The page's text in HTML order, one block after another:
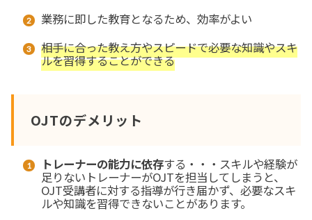
業務に即した教育となるため、効率がよい
相手に合った教え方やスピードで必要な知識やスキ
ルを習得することができる
OJTのデメリット
トレーナーの能力に依存する・・・スキルや経験が
足りないトレーナーがOJTを担当してしまうと、
OJT受講者に対する指導が行き届かず、必要なスキ
ルや知識を習得できないことがあります。